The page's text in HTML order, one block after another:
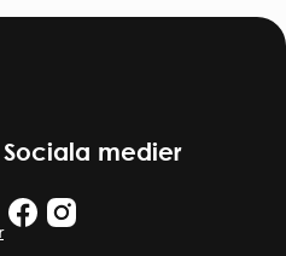
Sociala medier